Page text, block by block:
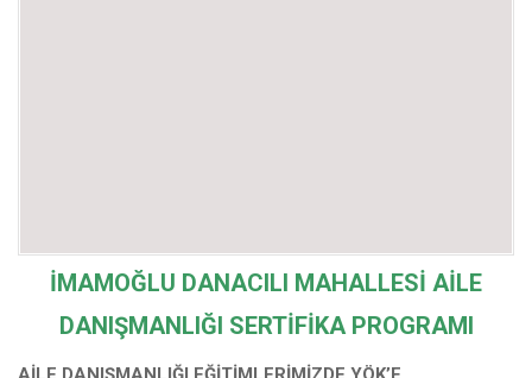
İMAMOĞLU DANACILI MAHALLESİ AİLE
DANIŞMANLIĞI SERTİFİKA PROGRAMI